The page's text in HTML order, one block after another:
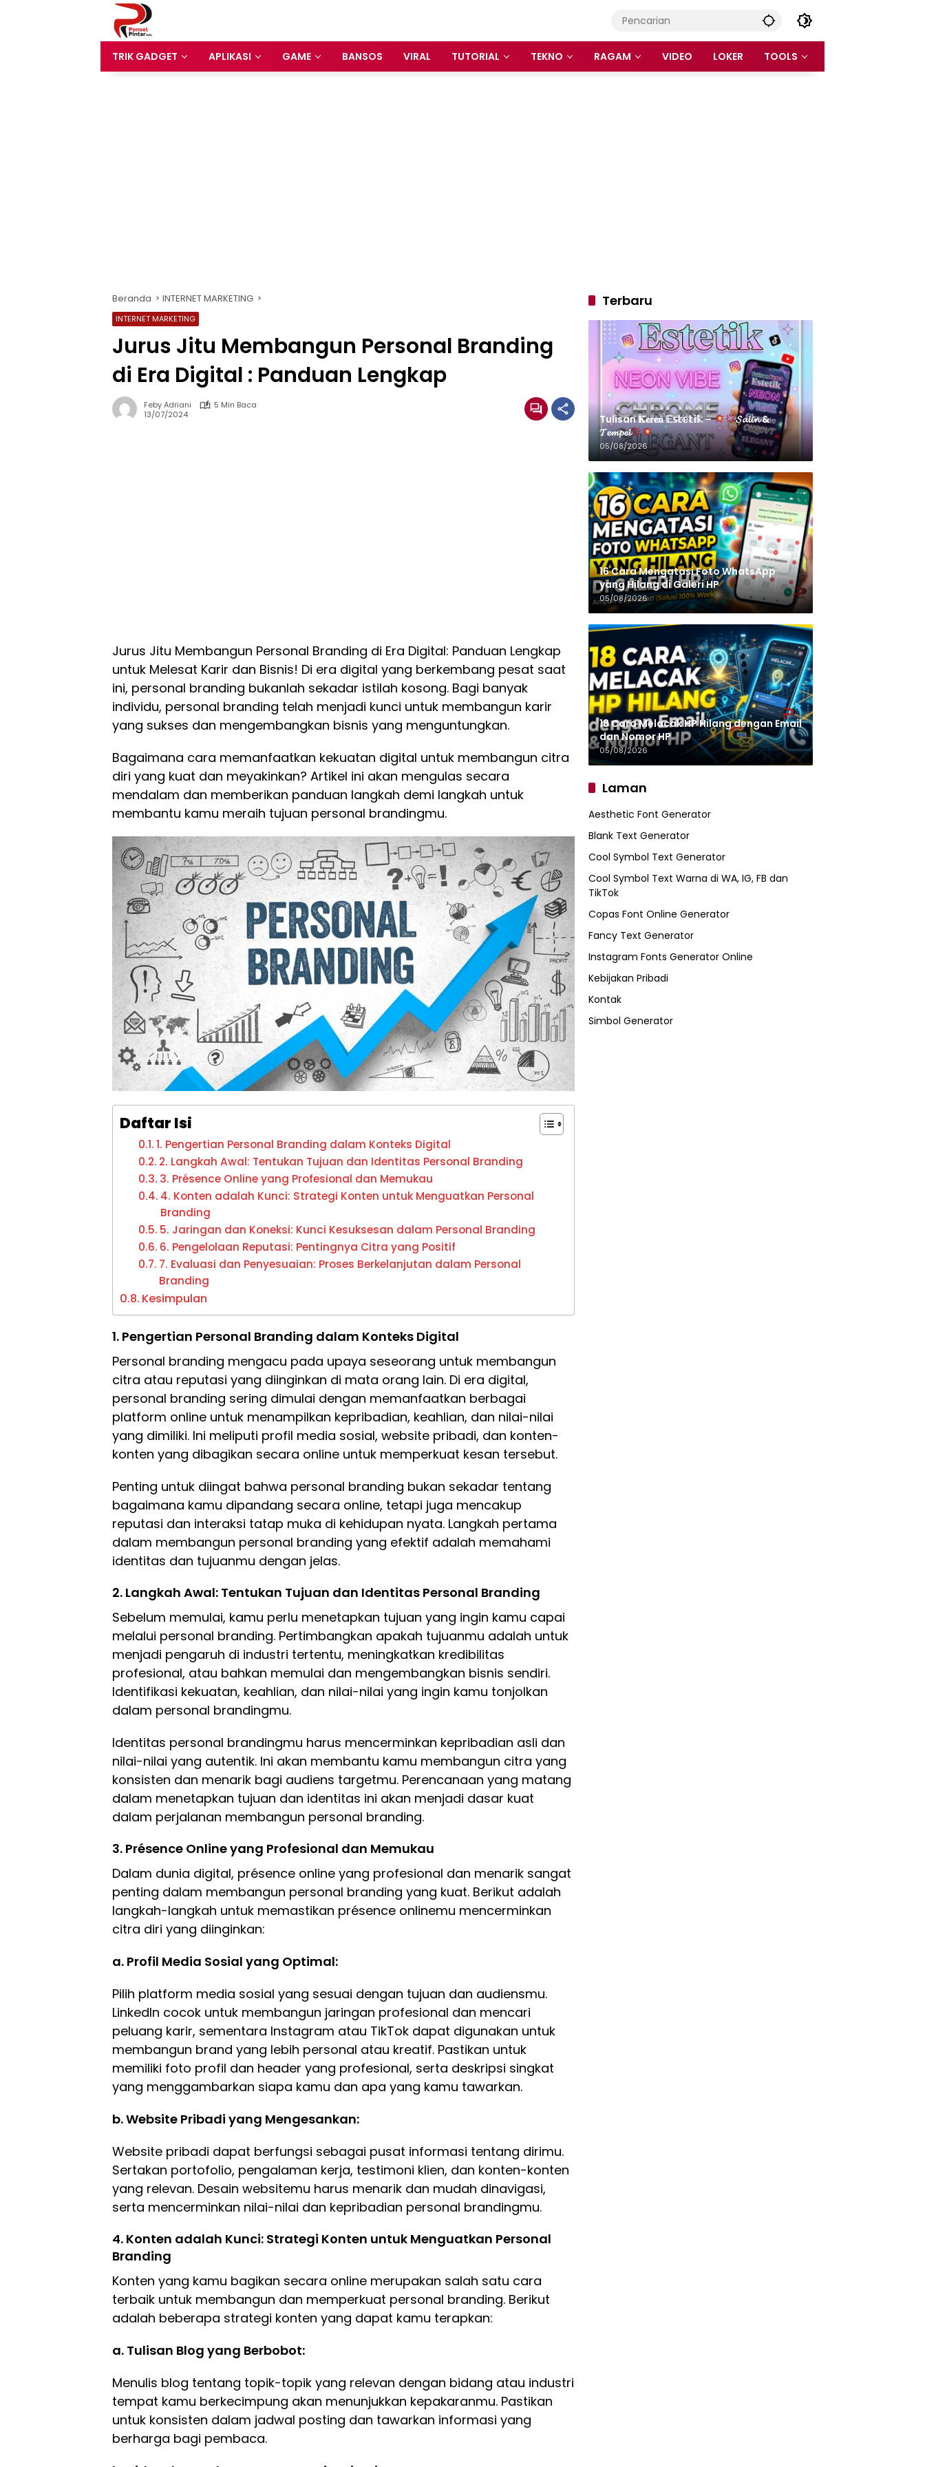
TRIK GADGET
APLIKASI GAME BANSOS VIRAL TUTORIAL TEKNO RAGAM VIDEO LOKER TOOLS
Beranda INTERNET MARKETING
INTERNET MARKETING
Jurus Jitu Membangun Personal Branding
di Era Digital : Panduan Lengkap
Feby Adriani
5 Min Baca
13/07/2024
Jurus Jitu Membangun Personal Branding di Era Digital: Panduan Lengkap
untuk Melesat Karir dan Bisnis! Di era digital yang berkembang pesat saat
ini, personal branding bukanlah sekadar istilah kosong. Bagi banyak
individu, personal branding telah menjadi kunci untuk membangun karir
yang sukses dan mengembangkan bisnis yang menguntungkan.
Bagaimana cara memanfaatkan kekuatan digital untuk membangun citra
diri yang kuat dan meyakinkan? Artikel ini akan mengulas secara
mendalam dan memberikan panduan langkah demi langkah untuk
membantu kamu meraih tujuan personal brandingmu.
Daftar Isi
1. Pengertian Personal Branding dalam Konteks Digital
2. Langkah Awal: Tentukan Tujuan dan Identitas Personal Branding
3. Présence Online yang Profesional dan Memukau
4. Konten adalah Kunci: Strategi Konten untuk Menguatkan Personal
Branding
5. Jaringan dan Koneksi: Kunci Kesuksesan dalam Personal Branding
6. Pengelolaan Reputasi: Pentingnya Citra yang Positif
7. Evaluasi dan Penyesuaian: Proses Berkelanjutan dalam Personal
Branding
Kesimpulan
1. Pengertian Personal Branding dalam Konteks Digital
Personal branding mengacu pada upaya seseorang untuk membangun
citra atau reputasi yang diinginkan di mata orang lain. Di era digital,
personal branding sering dimulai dengan memanfaatkan berbagai
platform online untuk menampilkan kepribadian, keahlian, dan nilai-nilai
yang dimiliki. Ini meliputi profil media sosial, website pribadi, dan konten-
konten yang dibagikan secara online untuk memperkuat kesan tersebut.
Penting untuk diingat bahwa personal branding bukan sekadar tentang
bagaimana kamu dipandang secara online, tetapi juga mencakup
reputasi dan interaksi tatap muka di kehidupan nyata. Langkah pertama
dalam membangun personal branding yang efektif adalah memahami
identitas dan tujuanmu dengan jelas.
2. Langkah Awal: Tentukan Tujuan dan Identitas Personal Branding
Sebelum memulai, kamu perlu menetapkan tujuan yang ingin kamu capai
melalui personal branding. Pertimbangkan apakah tujuanmu adalah untuk
menjadi pengaruh di industri tertentu, meningkatkan kredibilitas
profesional, atau bahkan memulai dan mengembangkan bisnis sendiri.
Identifikasi kekuatan, keahlian, dan nilai-nilai yang ingin kamu tonjolkan
dalam personal brandingmu.
Identitas personal brandingmu harus mencerminkan kepribadian asli dan
nilai-nilai yang autentik. Ini akan membantu kamu membangun citra yang
konsisten dan menarik bagi audiens targetmu. Perencanaan yang matang
dalam menetapkan tujuan dan identitas ini akan menjadi dasar kuat
dalam perjalanan membangun personal branding.
3. Présence Online yang Profesional dan Memukau
Dalam dunia digital, présence online yang profesional dan menarik sangat
penting dalam membangun personal branding yang kuat. Berikut adalah
langkah-langkah untuk memastikan présence onlinemu mencerminkan
citra diri yang diinginkan:
a. Profil Media Sosial yang Optimal:
Pilih platform media sosial yang sesuai dengan tujuan dan audiensmu.
LinkedIn cocok untuk membangun jaringan profesional dan mencari
peluang karir, sementara Instagram atau TikTok dapat digunakan untuk
membangun brand yang lebih personal atau kreatif. Pastikan untuk
memiliki foto profil dan header yang profesional, serta deskripsi singkat
yang menggambarkan siapa kamu dan apa yang kamu tawarkan.
b. Website Pribadi yang Mengesankan:
Website pribadi dapat berfungsi sebagai pusat informasi tentang dirimu.
Sertakan portofolio, pengalaman kerja, testimoni klien, dan konten-konten
yang relevan. Desain websitemu harus menarik dan mudah dinavigasi,
serta mencerminkan nilai-nilai dan kepribadian personal brandingmu.
4. Konten adalah Kunci: Strategi Konten untuk Menguatkan Personal
Branding
Konten yang kamu bagikan secara online merupakan salah satu cara
terbaik untuk membangun dan memperkuat personal branding. Berikut
adalah beberapa strategi konten yang dapat kamu terapkan:
a. Tulisan Blog yang Berbobot:
Menulis blog tentang topik-topik yang relevan dengan bidang atau industri
tempat kamu berkecimpung akan menunjukkan kepakaranmu. Pastikan
untuk konsisten dalam jadwal posting dan tawarkan informasi yang
berharga bagi pembaca.
Terbaru
Tulisan 𝐊𝐞𝐫𝐞𝐧 𝔼𝕤𝕥𝕖𝕥𝕚𝕜 –
𝓢𝓪𝓵𝓲𝓷 &
𝓣𝓮𝓶𝓹𝓮𝓵
05/08/2026
16 Cara Mengatasi Foto WhatsApp
yang Hilang di Galeri HP
05/08/2026
18 Cara Melacak HP Hilang dengan Email
dan Nomor HP
05/08/2026
Laman
Aesthetic Font Generator
Blank Text Generator
Cool Symbol Text Generator
Cool Symbol Text Warna di WA, IG, FB dan
TikTok
Copas Font Online Generator
Fancy Text Generator
Instagram Fonts Generator Online
Kebijakan Pribadi
Kontak
Simbol Generator